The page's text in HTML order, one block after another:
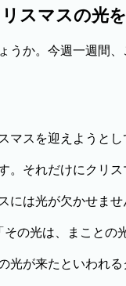
スマスの光
か。今週一週間、
マスを迎えようと
。それだけにクリ
には光が欠かせま
その光は、まことの
光が来たといわれ